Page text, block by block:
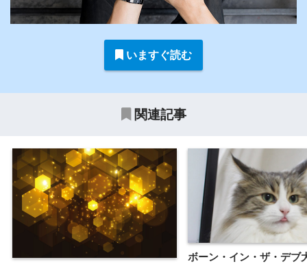
いますぐ読む
関連記事
ボーン・イン・ザ・デ